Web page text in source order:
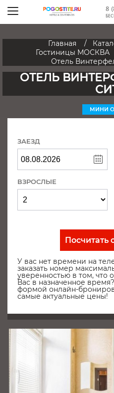
8
Главная
Гостиницы МОСКВА
Отель
ОТЕЛЬ
МИНИ
ЗАЕЗД
ВЗРОСЛЫЕ
Посчитать
У вас нет времени на
заказать номер
уверенностью в том, что
Вас в назначенное
формой онлайн-
самые актуальные цены!